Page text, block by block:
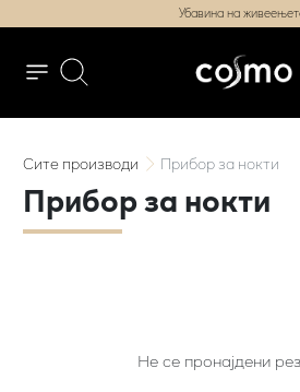
Убавина на
Ситепроизводи Прибор за нокти
Прибор за нокти
Не се пронајдени